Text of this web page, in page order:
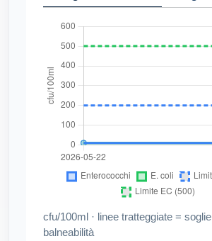
cfu/100ml · linee tratteggiate =
balneabilità